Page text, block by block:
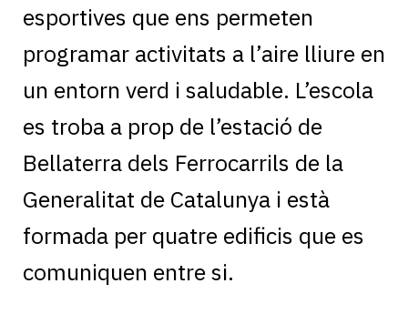
esportives que ens permeten
programar activitats a l’aire lliure en
un entorn verd i saludable. L’escola
es troba a prop de l’estació de
Bellaterra dels Ferrocarrils de la
Generalitat de Catalunya i està
formada per quatre edificis que es
comuniquen entre si.